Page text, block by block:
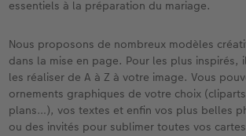
essentiels à la préparation du mariage.
Nous proposons de nombreux modèles
dans la mise en page. Pour les plus inspirés,
les réaliser de A à Z à votre image. Vous
ornements graphiques de votre choix
plans…), vos textes et enfin vos plus belles
ou des invités pour sublimer toutes vos